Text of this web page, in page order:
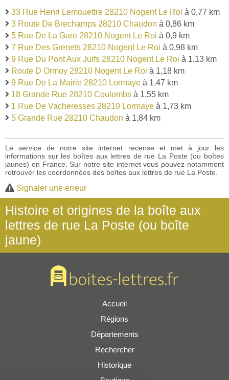
33 Rue Henri Lemouettre 28210 Nogent Le Roi à 0,77 km
3 Route De Brechamps 28210 Chaudon à 0,86 km
5 Rue De La Gare 28210 Nogent Le Roi à 0,9 km
7 Rue Des Grenets 28210 Nogent Le Roi à 0,98 km
9 Rue Du Pont Aux Juifs 28210 Nogent Le Roi à 1,13 km
Route D Ormoy 28210 Nogent Le Roi à 1,18 km
9 Rue De La Mairie 28210 Lormaye à 1,47 km
18 Grande Rue 28210 Coulombs à 1,55 km
1 Rue De Vacheresses 28210 Lormaye à 1,73 km
5 Grande Rue 28210 Chaudon à 1,84 km
Le service de notre site internet recense et met à jour les
informations sur les boîtes aux lettres de rue La Poste (ou boîtes
jaunes) en France. Sur notre site internet vous pouvez notamment
retrouver les coordonnées des boîtes aux lettres de rue La Poste.
Signaler une erreur
Histoire et origines de la boîte aux
lettres de rue La Poste (ou boîte
jaune)
Accueil
Régions
Départements
Rechercher
Historique